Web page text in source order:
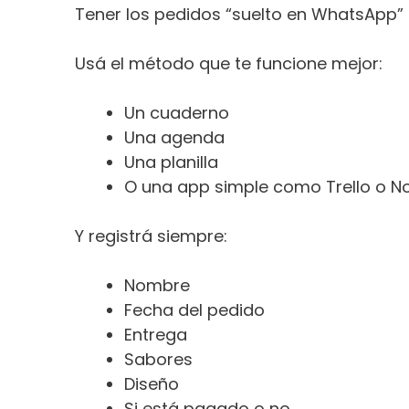
Tener los pedidos “suelto en
Usá el método que te funcione mejor:
Un cuaderno
Una agenda
Una planilla
O una app simple como Trello o
Y registrá siempre:
Nombre
Fecha del pedido
Entrega
Sabores
Diseño